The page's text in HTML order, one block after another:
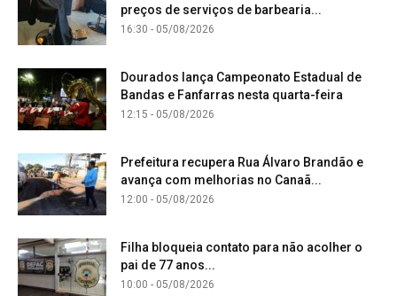
preços de serviços de barbearia...
16:30 - 05/08/2026
Dourados lança Campeonato Estadual de
Bandas e Fanfarras nesta quarta-feira
12:15 - 05/08/2026
Prefeitura recupera Rua Álvaro Brandão e
avança com melhorias no Canaã...
12:00 - 05/08/2026
Filha bloqueia contato para não acolher o
pai de 77 anos...
10:00 - 05/08/2026